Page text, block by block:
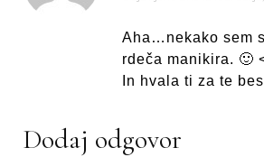
Aha…nekako sem
rdeča manikira. 🙂
In hvala ti za te
Dodaj odgovor